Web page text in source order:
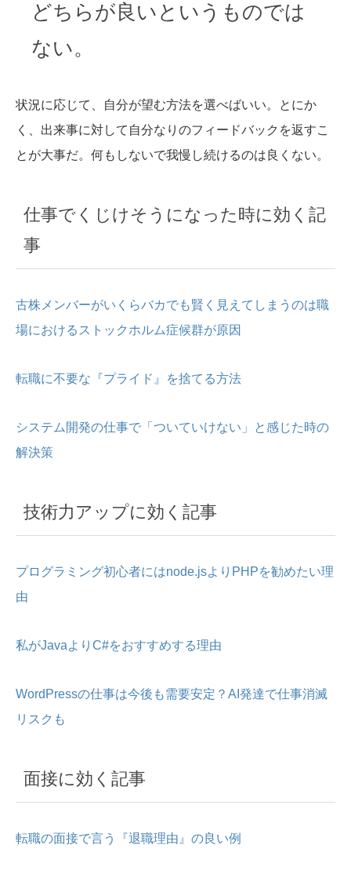
どちらが良いというものでは
ない。
状況に応じて、自分が望む方法を選べばいい。とにか
く、出来事に対して自分なりのフィードバックを返すこ
とが大事だ。何もしないで我慢し続けるのは良くない。
仕事でくじけそうになった時に効く記
事
古株メンバーがいくらバカでも賢く見えてしまうのは職
場におけるストックホルム症候群が原因
転職に不要な『プライド』を捨てる方法
システム開発の仕事で「ついていけない」と感じた時の
解決策
技術力アップに効く記事
プログラミング初心者にはnode.jsよりPHPを勧めたい理
由
私がJavaよりC#をおすすめする理由
WordPressの仕事は今後も需要安定？AI発達で仕事消滅
リスクも
面接に効く記事
転職の面接で言う『退職理由』の良い例